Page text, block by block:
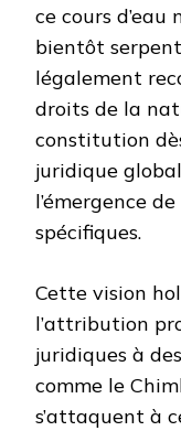
ce cours
bientôt
légalement
droits de la
constitution
juridique
l’émergence
spécifiques.
Cette vision
l’attribution
juridiques à
comme le
s’attaquent à